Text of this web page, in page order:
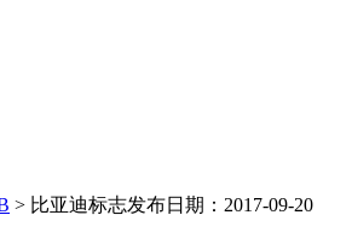
> 比亚迪标志发布日期：2017-09-20